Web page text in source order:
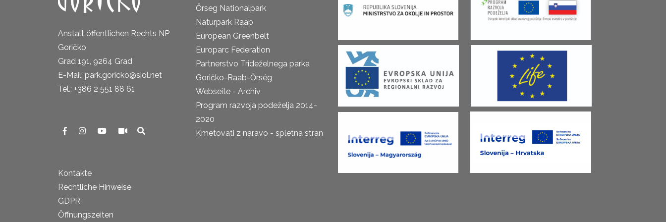
Anstalt öffentlichen Rechts NP
Goričko
Grad 191, 9264 Grad
E-Mail: park.goricko@siol.net
Tel.: +386 2 551 88 61
Kontakte
Rechtliche Hinweise
GDPR
Öffnungszeiten
Őrseg Nationalpark
Naturpark Raab
European Greenbelt
Europarc Federation
Partnerstvo Trideželnega parka
Goričko-Raab-Őrség
Webseite - Archiv
Program razvoja podeželja 2014-
2020
Kmetovati z naravo - spletna stran